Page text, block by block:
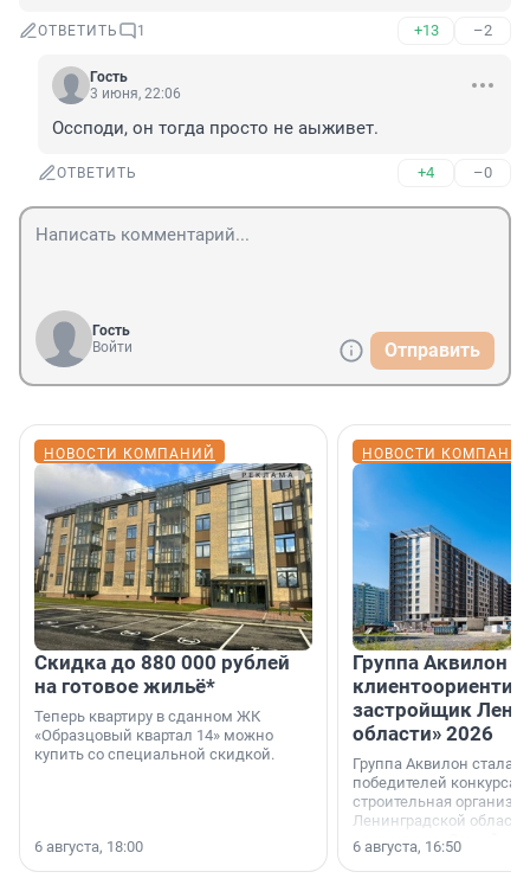
ОТВЕТИТЬ 1 +13 –2
Гость
3 июня, 22:06
Оссподи, он тогда просто не аыживет.
ОТВЕТИТЬ +4 –0
Гость
Войти
Отправить
НОВОСТИ КОМПАНИЙ
Скидка до 880 000 рублей
на готовое жильё*
Теперь квартиру в сданном ЖК
«Образцовый квартал 14» можно
купить со специальной скидкой.
6 августа, 18:00
НОВОСТИ
Группа Аквилон
застройщик
области» 2026
Группа Аквилон стала
победителей конкурса
строительная
Ленинградской области
номинации «Самый
застройщик
6 августа, 16:50